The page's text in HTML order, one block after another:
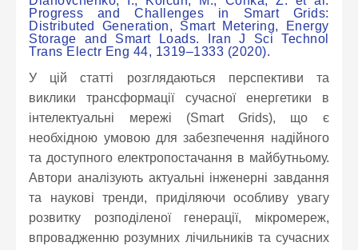
Progress and Challenges in Smart Grids:
Distributed Generation, Smart Metering, Energy
Storage and Smart Loads. Iran J Sci Technol
Trans Electr Eng 44, 1319–1333 (2020).
У цій статті розглядаються перспективи та
виклики трансформації сучасної енергетики в
інтелектуальні мережі (Smart Grids), що є
необхідною умовою для забезпечення надійного
та доступного електропостачання в майбутньому.
Автори аналізують актуальні інженерні завдання
та наукові тренди, приділяючи особливу увагу
розвитку розподіленої генерації, мікромереж,
впровадженню розумних лічильників та сучасних